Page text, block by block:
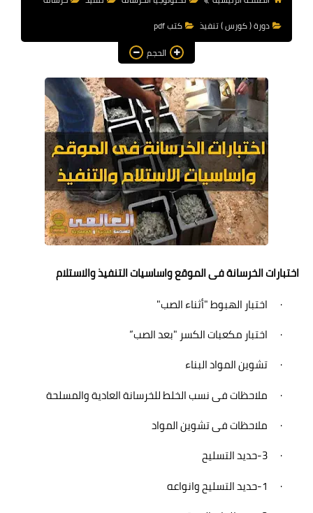
مناهج و كورسات
مشاريع هندسية متنوعة
اوتوكاد autocad
برامج هندسية
دورة ( كورس ) تنفيذ
كتب pdf
الحجم
اختبارات الخرسانة فى الموقع واساسيات التنفيذ والاستلام
·
اختبار الهبوط "أثناء الصب"
·
اختبار مكعبات الكسر "بعد الصب”
·
تشوين المواد البناء
·
ملاحظات فى نسب الخلط للخرسانة العادية والمسلحة
·
ملاحظات فى تشوين المواد
·
-3حديد التسليح
·
-1حديد التسليح وانواعه